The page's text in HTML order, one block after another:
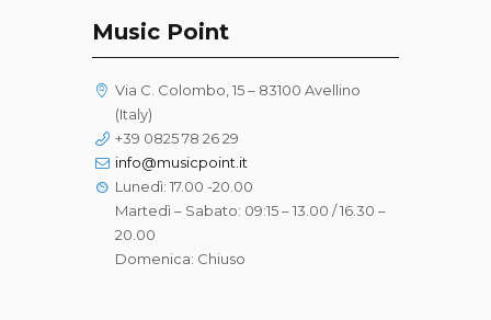
Music Point
Via C. Colombo, 15 – 83100 Avellino
(Italy)
+39 0825 78 26 29
info@musicpoint.it
Lunedì: 17.00 -20.00
Martedì – Sabato: 09:15 – 13.00 / 16.30 –
20.00
Domenica: Chiuso